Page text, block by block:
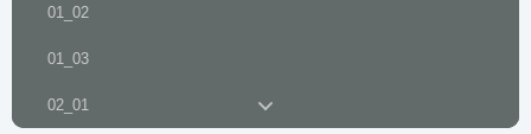
01_02
01_03
02_01